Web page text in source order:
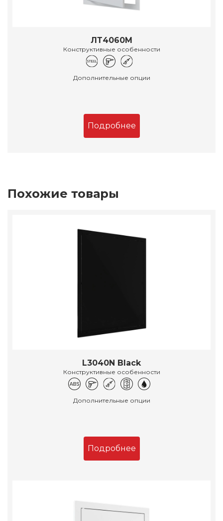
ЛТ4060М
Конструктивные особенности
Дополнительные опции
Подробнее
Похожие товары
L3040N Black
Конструктивные особенности
Дополнительные опции
Подробнее